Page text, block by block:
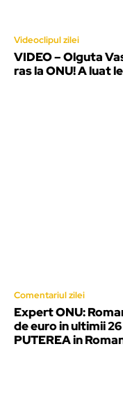
Videoclipul zilei
VIDEO – Olguta
ras la ONU! A luat
Comentariul zilei
Expert ONU:
de euro in ultimii
PUTEREA in